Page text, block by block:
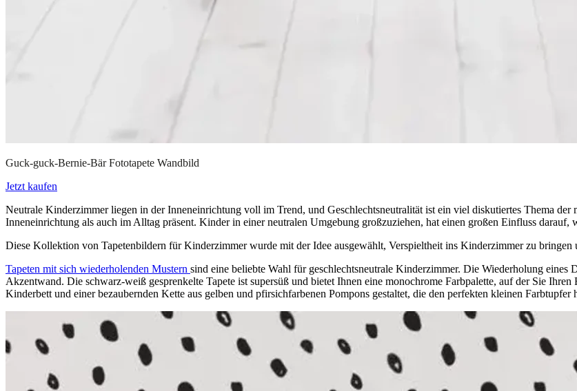
Guck-guck-Bernie-Bär Fototapete Wandbild
Jetzt kaufen
Neutrale Kinderzimmer liegen in der Inneneinrichtung voll im Trend, und Geschlechtsneutralität ist ein viel diskutiertes Thema der
Inneneinrichtung als auch im Alltag präsent. Kinder in einer neutralen Umgebung großzuziehen, hat einen großen Einfluss darauf,
Diese Kollektion von Tapetenbildern für Kinderzimmer wurde mit der Idee ausgewählt, Verspieltheit ins Kinderzimmer zu
Tapeten mit sich wiederholenden Mustern sind eine beliebte Wahl für geschlechtsneutrale Kinderzimmer. Die Wiederholung
Akzentwand. Die schwarz-weiß gesprenkelte Tapete ist supersüß und bietet Ihnen eine monochrome Farbpalette, auf der Sie
Kinderbett und einer bezaubernden Kette aus gelben und pfirsichfarbenen Pompons gestaltet, die den perfekten kleinen Farbtupfer